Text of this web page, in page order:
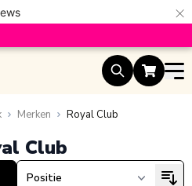
×
Merken Royal Club
Club